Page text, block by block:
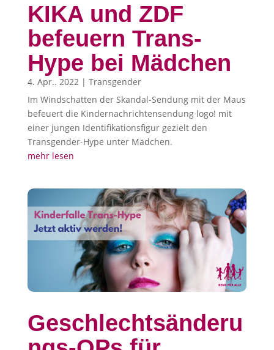
KIKA und ZDF
befeuern Trans-
Hype bei Mädchen
4. Apr.. 2022 | Transgender
Im Windschatten der Skandal-Sendung mit der Maus
befeuert die Kindernachrichtensendung logo! mit
einer jungen Identifikationsfigur gezielt den
Transgender-Hype unter Mädchen.
mehr lesen
Geschlechtsänderu